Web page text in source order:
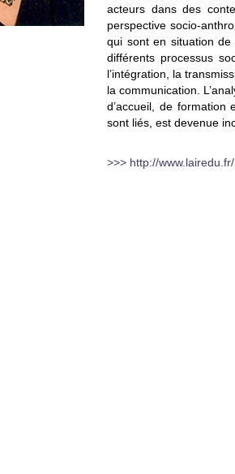
acteurs dans des
perspective socio-
qui sont en situation de
différents processus
l’intégration, la
la communication.
d’accueil, de formation
sont liés, est devenue
>>> http://